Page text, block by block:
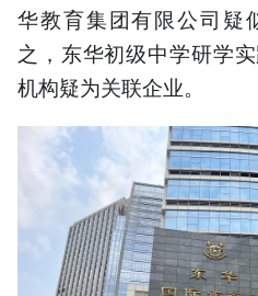
华教育集团有限公司疑
之，东华初级中学研学
机构疑为关联企业。